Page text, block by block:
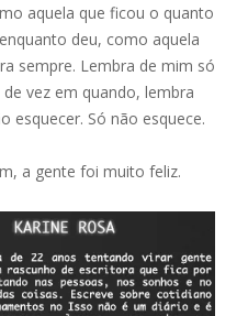
aquela que ficou o quanto
deu, como aquela
sempre. Lembra de mim só
vez em quando, lembra
esquecer. Só não esquece.
a gente foi muito feliz.